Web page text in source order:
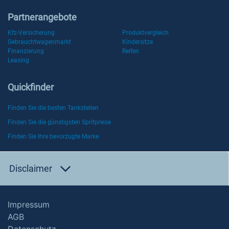
Partnerangebote
Kfz-Versicherung
Produktvergleich
Gebrauchtwagenmarkt
Kindersitze
Finanzierung
Reifen
Leasing
Quickfinder
Finden Sie die besten Tankstellen
Finden Sie die günstigsten Spritpreise
Finden Sie Ihre bevorzugte Marke
Disclaimer
Impressum
AGB